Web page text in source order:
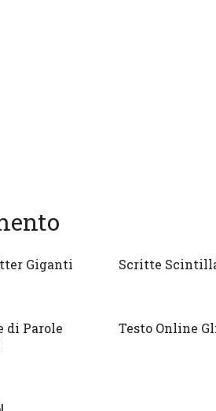
Giganti Scritte
di Parole
Testo Online